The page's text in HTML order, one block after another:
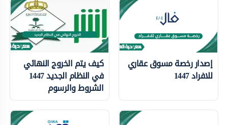
إصدار رخصة مسوق عقاري
للافراد 1447
كيف يتم الخروج النهائي
في النظام الجديد 1447
الشروط والرسوم